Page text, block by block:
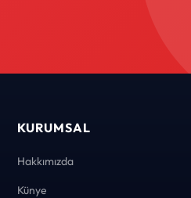
KURUMSAL
Hakkımızda
Künye